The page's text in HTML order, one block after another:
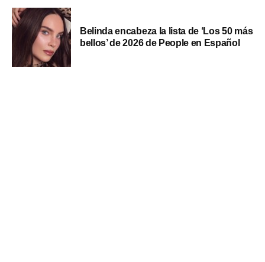
Belinda encabeza la lista de ‘Los 50 más
bellos’ de 2026 de People en Español